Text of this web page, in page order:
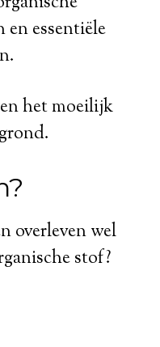
en essentiële
het moeilijk
overleven wel
stof?